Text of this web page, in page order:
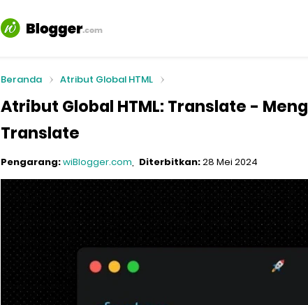
Beranda Atribut Global HTML
Atribut Global HTML: Translate -
Translate
Pengarang:wiBlogger.com Diterbitkan:28 Mei 2024